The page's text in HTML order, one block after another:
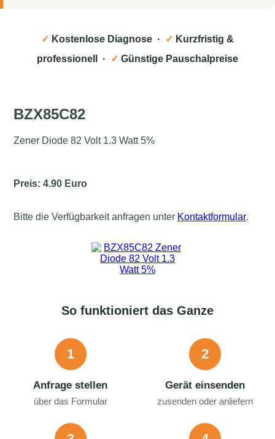
✓ Kostenlose Diagnose · ✓ Kurzfristig &
professionell ·
✓ Günstige Pauschalpreise
BZX85C82
Zener Diode 82 Volt 1.3 Watt 5%
Preis: 4.90 Euro
Bitte die Verfügbarkeit anfragen unter Kontaktformular.
So funktioniert das Ganze
1
Anfrage stellen
über das Formular
2
Gerät einsenden
zusenden oder anliefern